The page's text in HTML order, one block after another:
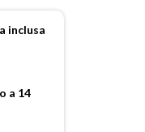
inclusa
a 14